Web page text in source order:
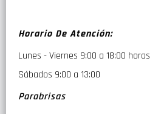
Horario De Atención:
Lunes - Viernes 9:00 a 18:00 horas
Sábados 9:00 a 13:00
Parabrisas